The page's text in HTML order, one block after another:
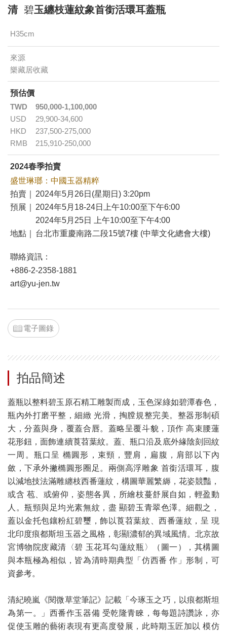
清 碧玉纏枝蓮紋象首銜活環耳蓋瓶
H35cm
來源
樂藏居收藏
預估價
TWD
950,000-1,100,000
USD
29,900-34,600
HKD
237,500-275,000
RMB
215,910-250,000
2024春季拍賣
盛世琳瑯：中國玉器精粹
拍賣｜
2024年5月26日(星期日) 3:20pm
預展｜
2024年5月18-24日上午10:00至下午6:00
2024年5月25日 上午10:00至下午4:00
地點｜
台北市重慶南路二段15號7樓 (中華文化總會大樓)
聯絡資訊：
+886-2-2358-1881
art@yu-jen.tw
電子圖錄
拍品簡述
蓋瓶以整料碧玉原石精工雕製而成，玉色深綠如碧潭春色，
瓶內外打磨平整，細緻 光滑，掏膛規整完美。整器形制碩
大，分蓋與身，覆蓋合唇。蓋略呈覆斗貌，頂作 高束腰蓮
花形鈕，面飾連續莨苕葉紋。蓋、瓶口沿及底外緣陰刻回紋
一周。瓶口呈 橢圓形，束頸，豐肩，扁腹，肩部以下內
斂，下承外撇橢圓形圈足。兩側高浮雕象 首銜活環耳，腹
以減地技法滿雕纏枝西番蓮紋，構圖華麗繁縟，花姿競豔，
或含 苞、或俯仰，姿態各異，所繪枝蔓舒展自如，輕盈動
人。瓶頸與足均光素無紋，盡 顯碧玉青翠色澤。細觀之，
蓋以金托包鑲粉紅碧璽，飾以莨苕葉紋、西番蓮紋，呈 現
北印度痕都斯坦玉器之風格，彰顯濃郁的異域風情。北京故
宮博物院庋藏清〈碧 玉花耳勾蓮紋瓶〉（圖一），其構圖
與本瓶極為相似，皆為清時期典型「仿西番 作」形制，可
資參考。
清紀曉嵐《閱微草堂筆記》記載「今琢玉之巧，以痕都斯坦
為第一。」西番作玉器備 受乾隆青睞，每每題詩讚詠，亦
促使玉雕的藝術表現有更高度發展，此時期玉匠加以 模仿